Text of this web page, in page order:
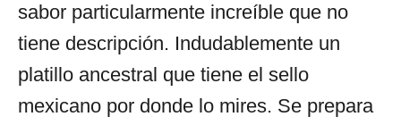
sabor particularmente increíble que no
tiene descripción. Indudablemente un
platillo ancestral que tiene el sello
mexicano por donde lo mires. Se prepara